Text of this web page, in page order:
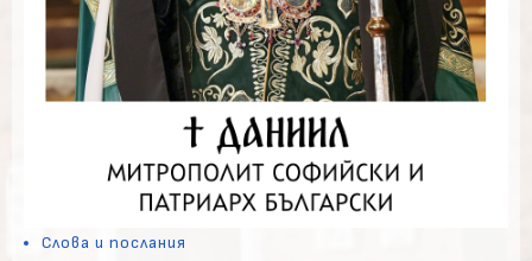
Слова и послания